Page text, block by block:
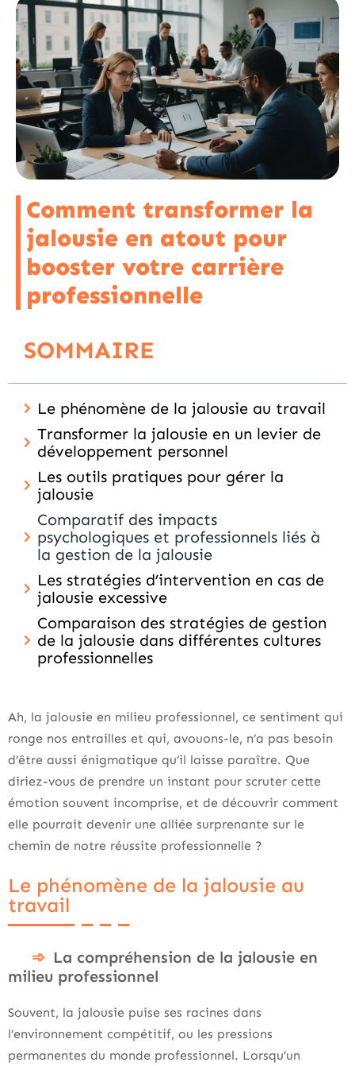
Comment transformer la
jalousie en atout pour
booster votre carrière
professionnelle
SOMMAIRE
Le phénomène de la jalousie au travail
Transformer la jalousie en un levier de
développement personnel
Les outils pratiques pour gérer la
jalousie
Comparatif des impacts
psychologiques et professionnels liés à
la gestion de la jalousie
Les stratégies d’intervention en cas de
jalousie excessive
Comparaison des stratégies de gestion
de la jalousie dans différentes cultures
professionnelles
Ah, la jalousie en milieu professionnel, ce sentiment qui
ronge nos entrailles et qui, avouons-le, n’a pas besoin
d’être aussi énigmatique qu’il laisse paraître. Que
diriez-vous de prendre un instant pour scruter cette
émotion souvent incomprise, et de découvrir comment
elle pourrait devenir une alliée surprenante sur le
chemin de notre réussite professionnelle ?
Le phénomène de la jalousie au
travail
La compréhension de la jalousie en
milieu professionnel
Souvent, la jalousie puise ses racines dans
l’environnement compétitif, ou les pressions
permanentes du monde professionnel. Lorsqu’un